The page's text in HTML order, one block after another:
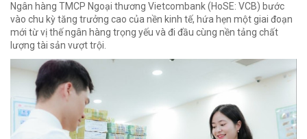
Ngân hàng TMCP Ngoại thương Vietcombank (HoSE: VCB) bước
vào chu kỳ tăng trưởng cao của nền kinh tế, hứa hẹn một giai đoạn
mới từ vị thế ngân hàng trọng yếu và đi đầu cùng nền tảng chất
lượng tài sản vượt trội.